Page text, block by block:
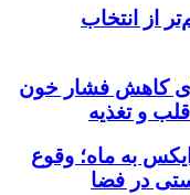
از انتخاب
کاهش فشار خون
و تغذیه
به ماه؛ وقوع
در فضا